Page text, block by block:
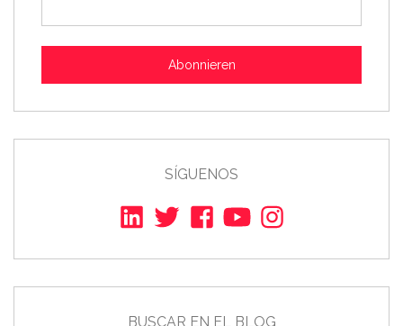
Abonnieren
SÍGUENOS
BUSCAR EN EL BLOG